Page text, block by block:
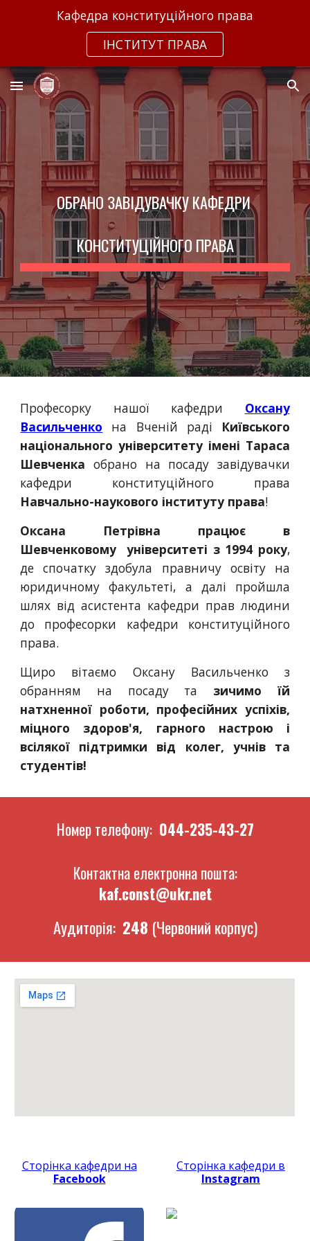
Skip to main content Skip to navigation
Кафедра конституційного права
ІНСТИТУТ ПРАВА
ОБРАНО ЗАВІДУВАЧКУ КАФЕДРИ
КОНСТИТУЦІЙНОГО ПРАВА
Професорку нашої кафедри Оксану
Васильченко на Вченій раді
Київського
національного університету імені Тараса
Шевченка обрано на посаду завідувачки
кафедри конституційного права
Навчально-наукового інституту права!
Оксана Петрівна працює в
Шевченковому університеті з 1994 року,
де спочатку здобула правничу освіту на
юридичному факультеті, а далі пройшла
шлях від асистента кафедри прав людини
до професорки кафедри конституційного
права.
Щиро вітаємо Оксану Васильченко з
обранням на посаду та зичимо їй
натхненної роботи, професійних успіхів,
міцного здоров'я, гарного настрою і
всілякої підтримки від колег, учнів та
студентів!
Номер телефону: 044-235-43-27
Контактна електронна пошта:
kaf.const@ukr.net
Аудиторія: 248 (Червоний корпус)
Сторінка кафедри на
Facebook
Сторінка кафедри в
Instagram